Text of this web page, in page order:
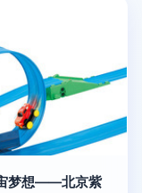
梦想——北京紫